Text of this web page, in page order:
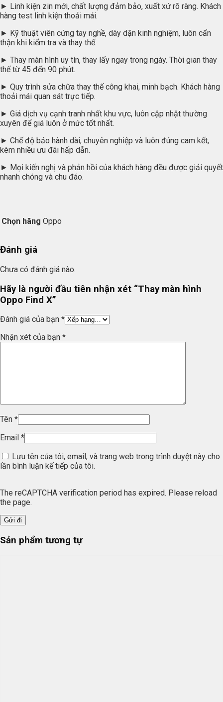
► Linh kiện zin mới, chất lượng đảm bảo, xuất xứ rõ ràng. Khách
hàng test linh kiện thoải mái.
► Kỹ thuật viên cứng tay nghề, dày dặn kinh nghiệm, luôn cẩn
thận khi kiểm tra và thay thế.
► Thay màn hình uy tín, thay lấy ngay trong ngày. Thời gian thay
thế từ 45 đến 90 phút.
► Quy trình sửa chữa thay thế công khai, minh bạch. Khách hàng
thoải mái quan sát trực tiếp.
► Giá dịch vụ cạnh tranh nhất khu vực, luôn cập nhật thường
xuyên để giá luôn ở mức tốt nhất.
► Chế độ bảo hành dài, chuyên nghiệp và luôn đúng cam kết,
kèm nhiều ưu đãi hấp dẫn.
► Mọi kiến nghị và phản hồi của khách hàng đều được giải quyết
nhanh chóng và chu đáo.
Chọn hãng Oppo
Đánh giá
Chưa có đánh giá nào.
Hãy là người đầu tiên nhận xét “Thay màn hình
Oppo Find X”
Đánh giá của bạn *
Nhận xét của bạn *
Tên *
Email *
Lưu tên của tôi, email, và trang web trong trình duyệt này cho
lần bình luận kế tiếp của tôi.
The reCAPTCHA verification period has expired. Please reload
the page.
Sản phẩm tương tự